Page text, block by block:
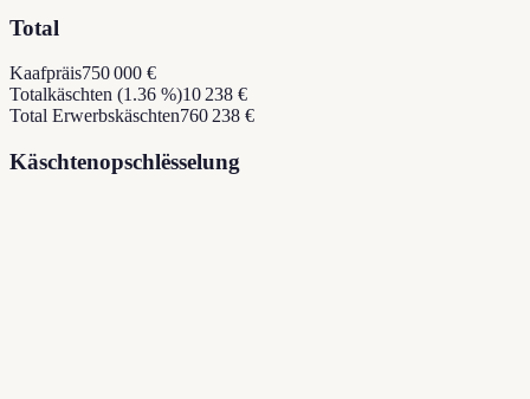
Total
Kaafpräis750 000 €
Totalkäschten (1.36 %)10 238 €
Total Erwerbskäschten760 238 €
Käschtenopschlësselung